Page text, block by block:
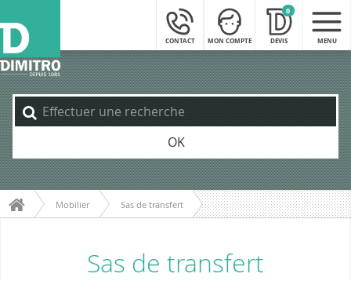
CONTACT MON COMPTE DEVIS
0
MENU
OK
Mobilier Sas de transfert
Sas de transfert